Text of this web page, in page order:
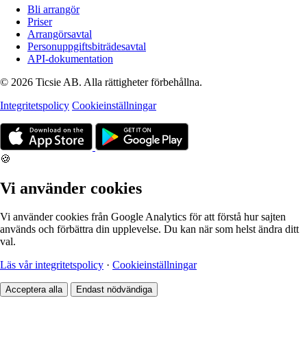
Bli arrangör
Priser
Arrangörsavtal
Personuppgiftsbiträdesavtal
API-dokumentation
© 2026 Ticsie AB. Alla rättigheter förbehållna.
Integritetspolicy Cookieinställningar
🍪
Vi använder cookies
Vi använder cookies från Google Analytics för att förstå hur sajten
används och förbättra din upplevelse. Du kan när som helst ändra ditt
val.
Läs vår integritetspolicy · Cookieinställningar
Acceptera alla Endast nödvändiga